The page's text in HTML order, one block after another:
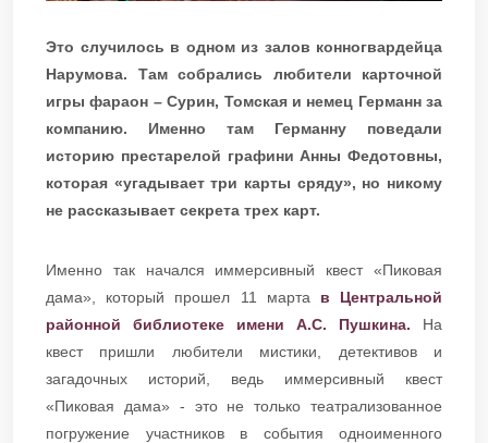
Это случилось в одном из залов конногвардейца
Нарумова. Там собрались любители карточной
игры фараон – Сурин, Томская и немец Германн за
компанию. Именно там Германну поведали
историю престарелой графини Анны Федотовны,
которая «угадывает три карты сряду», но никому
не рассказывает секрета трех карт.
Именно так начался иммерсивный квест «Пиковая
дама», который прошел 11 марта в Центральной
районной библиотеке имени А.С. Пушкина. На
квест пришли любители мистики, детективов и
загадочных историй, ведь иммерсивный квест
«Пиковая дама» - это не только театрализованное
погружение участников в события одноименного